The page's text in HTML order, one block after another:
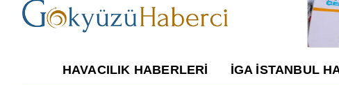
HAVACILIK HABERLERI İGA İSTANBUL